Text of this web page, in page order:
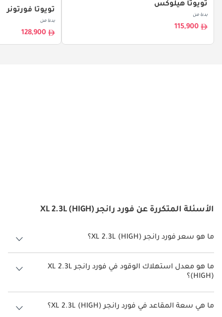
تويوتا هيلوكس
بدءا من
115,900
تويوتا فورتونر
بدءا من
128,900
الأسئلة المتكررة عن فورد رانجر XL 2.3L (HIGH)
ما هو سعر فورد رانجر XL 2.3L (HIGH)؟
سعر فورد رانجر XL 2.3L (HIGH) هو درهم 173,500.
ما هو معدل استهلاك الوقود في فورد رانجر XL 2.3L
(HIGH)؟
يبلغ معدل استهلاك الوقود المقترح من الشركة المصنعة لسيارة فورد رانجر
2026 من 7 كم/ليتر - 11 كم/ليتر.
ما هي سعة المقاعد في فورد رانجر XL 2.3L (HIGH)؟